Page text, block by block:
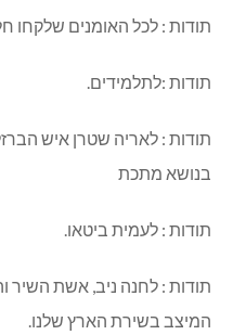
תודות : לכל האומנים שלקחו
תודות :לתלמידים.
תודות : לאריה שטרן איש
בנושא מתכת
תודות : לעמית ביטאו.
תודות : לחנה ניב, אשת
המיצב בשירת הארץ שלנו.